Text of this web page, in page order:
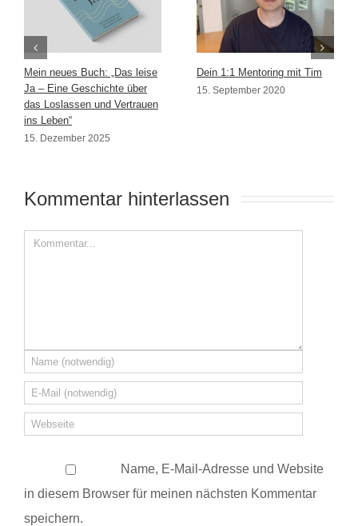
Mein neues Buch: „Das leise
Ja – Eine Geschichte über
das Loslassen und Vertrauen
ins Leben“
15. Dezember 2025
Dein 1:1 Mentoring mit Tim
15. September 2020
Kommentar hinterlassen
Name, E-Mail-Adresse und Website
in diesem Browser für meinen nächsten Kommentar
speichern.